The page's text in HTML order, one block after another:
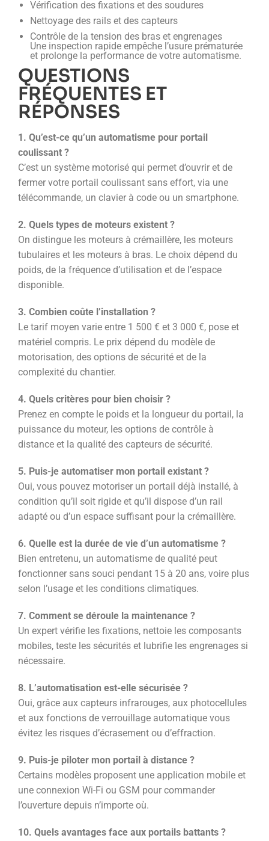
Vérification des fixations et des soudures
Nettoyage des rails et des capteurs
Contrôle de la tension des bras et engrenages
Une inspection rapide empêche l’usure prématurée
et prolonge la performance de votre automatisme.
QUESTIONS
FRÉQUENTES ET
RÉPONSES
1. Qu’est-ce qu’un automatisme pour portail
coulissant ?
C’est un système motorisé qui permet d’ouvrir et de
fermer votre portail coulissant sans effort, via une
télécommande, un clavier à code ou un smartphone.
2. Quels types de moteurs existent ?
On distingue les moteurs à crémaillère, les moteurs
tubulaires et les moteurs à bras. Le choix dépend du
poids, de la fréquence d’utilisation et de l’espace
disponible.
3. Combien coûte l’installation ?
Le tarif moyen varie entre 1 500 € et 3 000 €, pose et
matériel compris. Le prix dépend du modèle de
motorisation, des options de sécurité et de la
complexité du chantier.
4. Quels critères pour bien choisir ?
Prenez en compte le poids et la longueur du portail, la
puissance du moteur, les options de contrôle à
distance et la qualité des capteurs de sécurité.
5. Puis-je automatiser mon portail existant ?
Oui, vous pouvez motoriser un portail déjà installé, à
condition qu’il soit rigide et qu’il dispose d’un rail
adapté ou d’un espace suffisant pour la crémaillère.
6. Quelle est la durée de vie d’un automatisme ?
Bien entretenu, un automatisme de qualité peut
fonctionner sans souci pendant 15 à 20 ans, voire plus
selon l’usage et les conditions climatiques.
7. Comment se déroule la maintenance ?
Un expert vérifie les fixations, nettoie les composants
mobiles, teste les sécurités et lubrifie les engrenages si
nécessaire.
8. L’automatisation est-elle sécurisée ?
Oui, grâce aux capteurs infrarouges, aux photocellules
et aux fonctions de verrouillage automatique vous
évitez les risques d’écrasement ou d’effraction.
9. Puis-je piloter mon portail à distance ?
Certains modèles proposent une application mobile et
une connexion Wi-Fi ou GSM pour commander
l’ouverture depuis n’importe où.
10. Quels avantages face aux portails battants ?